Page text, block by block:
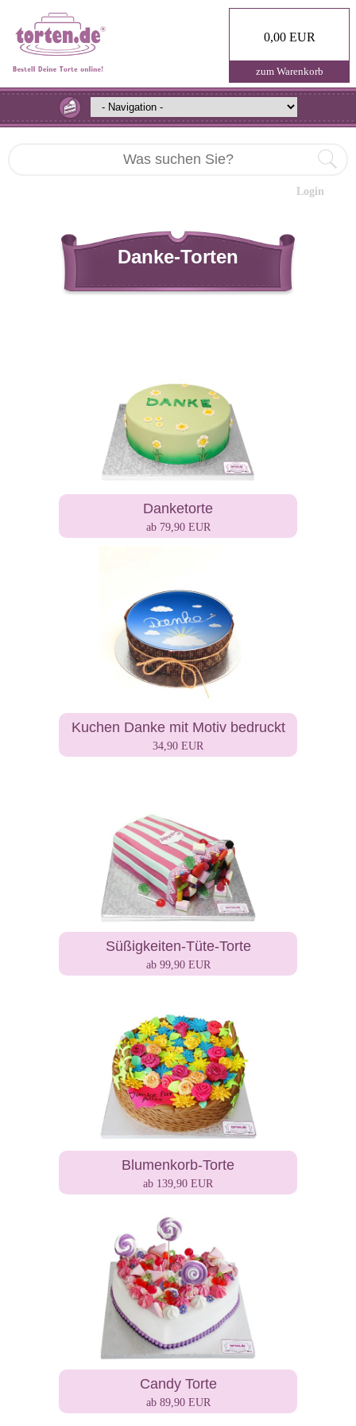
0,00 EUR
zum Warenkorb
Login
Danke-Torten
Danketorte
ab 79,90 EUR
Kuchen Danke mit Motiv bedruckt
34,90 EUR
Süßigkeiten-Tüte-Torte
ab 99,90 EUR
Blumenkorb-Torte
ab 139,90 EUR
Candy Torte
ab 89,90 EUR